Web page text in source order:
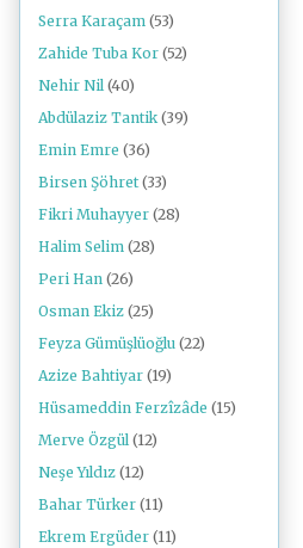
Serra Karaçam (53)
Zahide Tuba Kor (52)
Nehir Nil (40)
Abdülaziz Tantik (39)
Emin Emre (36)
Birsen Şöhret (33)
Fikri Muhayyer (28)
Halim Selim (28)
Peri Han (26)
Osman Ekiz (25)
Feyza Gümüşlüoğlu (22)
Azize Bahtiyar (19)
Hüsameddin Ferzîzâde (15)
Merve Özgül (12)
Neşe Yıldız (12)
Bahar Türker (11)
Ekrem Ergüder (11)